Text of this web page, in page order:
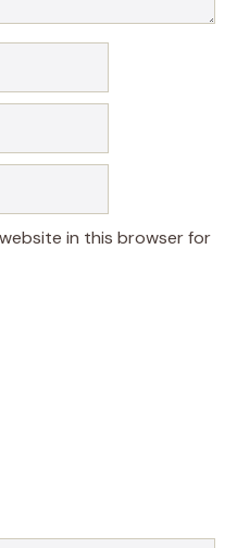
in this browser for